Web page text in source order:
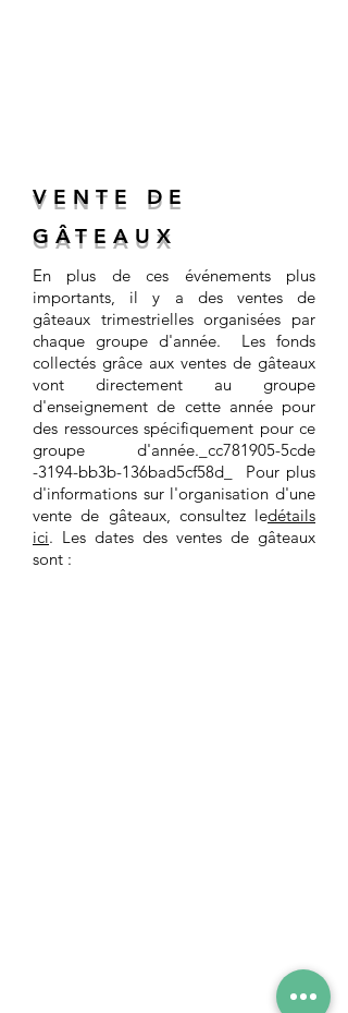
VENTE DE
GÂTEAUX
En plus de ces événements plus
importants, il y a des ventes de
gâteaux trimestrielles organisées par
chaque groupe d'année. Les fonds
collectés grâce aux ventes de gâteaux
vont directement au groupe
d'enseignement de cette année pour
des ressources spécifiquement pour ce
groupe d'année._cc781905-5cde
-3194-bb3b-136bad5cf58d_ Pour plus
d'informations sur l'organisation d'une
vente de gâteaux, consultez ledétails
ici. Les dates des ventes de gâteaux
sont :